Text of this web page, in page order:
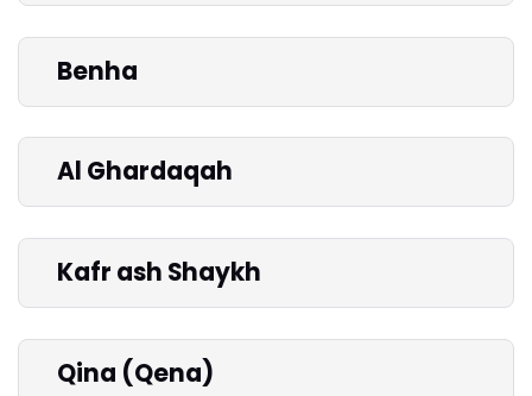
Benha
Al Ghardaqah
Kafr ash Shaykh
Qina (Qena)